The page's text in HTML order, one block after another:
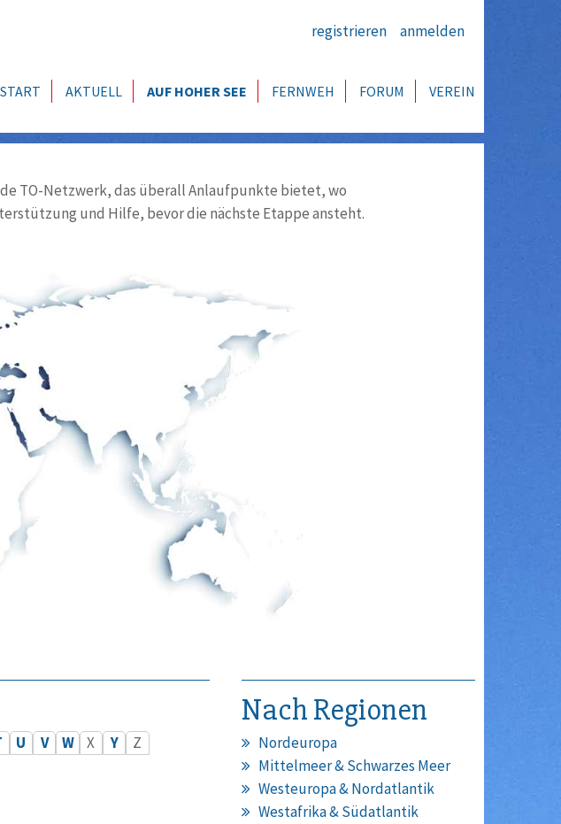
registrieren anmelden
START AKTUELL AUF HOHER SEE FERNWEH FORUM VEREIN
TO-Netzwerk, das überall Anlaufpunkte bietet, wo
und Hilfe, bevor die nächste Etappe ansteht.
U V W X Y Z
Nach Regionen
Nordeuropa
Mittelmeer & Schwarzes Meer
Westeuropa & Nordatlantik
Westafrika & Südatlantik